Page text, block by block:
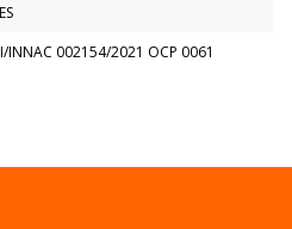
INNAC 002154/2021 OCP 0061